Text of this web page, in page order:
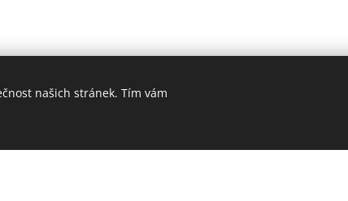
tradicí
našich stránek. Tím vám